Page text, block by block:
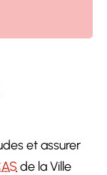
et assurer
de la Ville